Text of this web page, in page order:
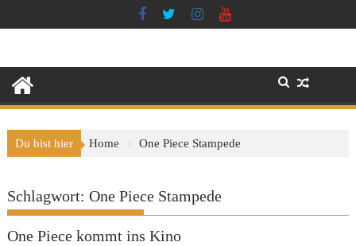
to
Du bist hier Home One Piece Stampede
Schlagwort:One Piece Stampede
One Piece kommt ins Kino